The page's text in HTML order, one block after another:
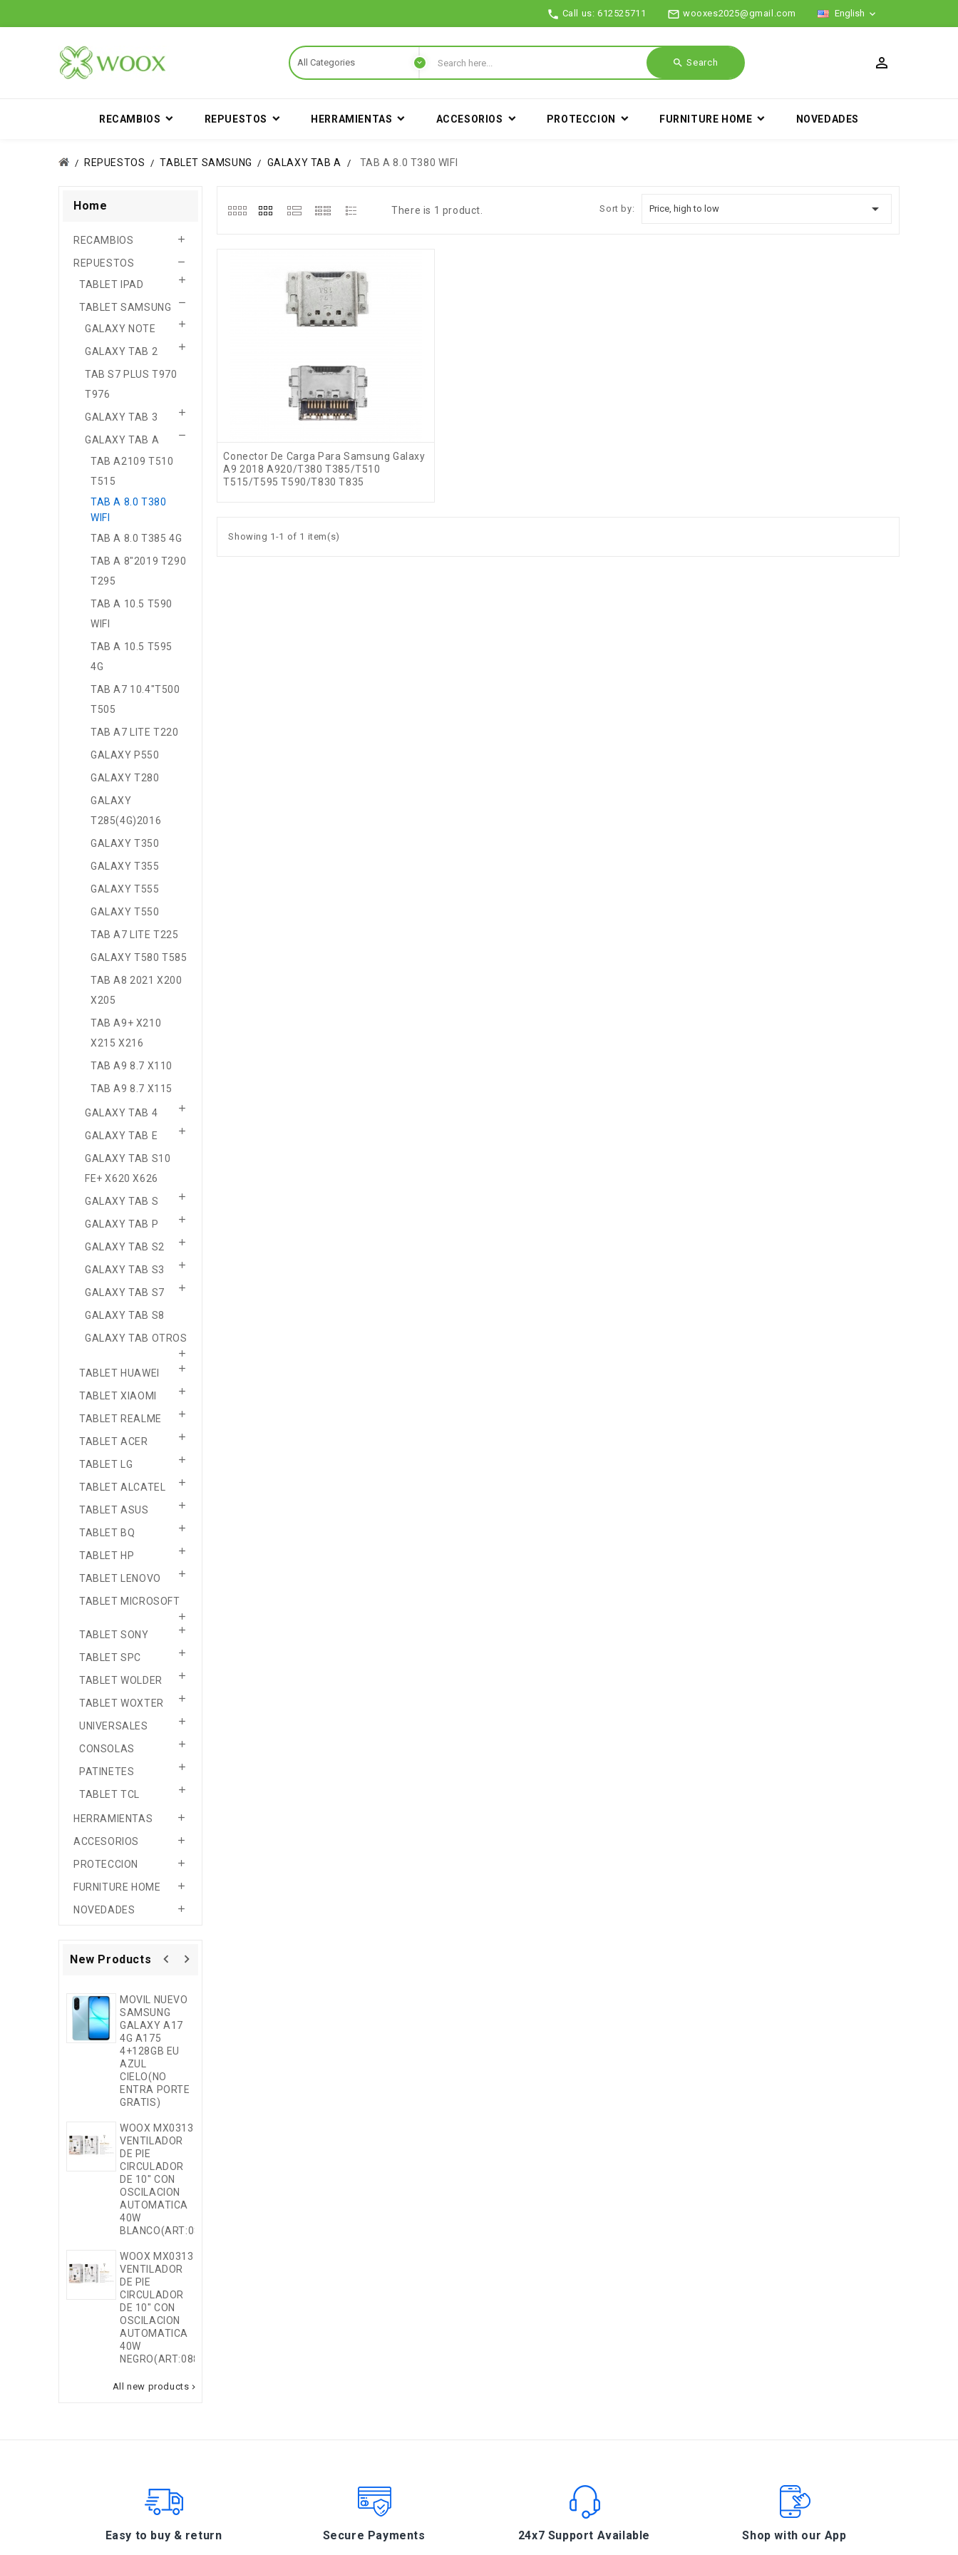
English 
 Call us: 612525711 mail_outline wooxes2025@gmail.com
search Search
RECAMBIOS REPUESTOS HERRAMIENTAS ACCESORIOS PROTECCION FURNITURE HOME NOVEDADES
REPUESTOS TABLET SAMSUNG GALAXY TAB A TAB A 8.0 T380 WIFI
Home
RECAMBIOS 
REPUESTOS 
TABLET IPAD 
TABLET SAMSUNG 
GALAXY NOTE 
GALAXY TAB 2 
TAB S7 PLUS T970
T976
GALAXY TAB 3

GALAXY TAB A 
TAB A2109 T510
T515
TAB A 8.0 T380
WIFI
TAB A 8.0 T385 4G
TAB A 8"2019 T290
T295
TAB A 10.5 T590
WIFI
TAB A 10.5 T595
4G
TAB A7 10.4"T500
T505
TAB A7 LITE T220
GALAXY P550
GALAXY T280
GALAXY
T285(4G)2016
GALAXY T350
GALAXY T355
GALAXY T555
GALAXY T550
TAB A7 LITE T225
GALAXY T580 T585
TAB A8 2021 X200
X205
TAB A9+ X210
X215 X216
TAB A9 8.7 X110
TAB A9 8.7 X115
GALAXY TAB 4 
GALAXY TAB E 
GALAXY TAB S10
FE+ X620 X626
GALAXY TAB S

GALAXY TAB P 
GALAXY TAB S2 
GALAXY TAB S3 
GALAXY TAB S7 
GALAXY TAB S8
GALAXY TAB OTROS

TABLET HUAWEI 
TABLET XIAOMI 
TABLET REALME 
TABLET ACER 
TABLET LG 
TABLET ALCATEL 
TABLET ASUS 
TABLET BQ 
TABLET HP 
TABLET LENOVO 
TABLET MICROSOFT

TABLET SONY 
TABLET SPC 
TABLET WOLDER 
TABLET WOXTER 
UNIVERSALES 
CONSOLAS 
PATINETES 
TABLET TCL 
HERRAMIENTAS 
ACCESORIOS 
PROTECCION 
FURNITURE HOME 
NOVEDADES 
New Products navigate_before navigate_next
MOVIL NUEVO
SAMSUNG
GALAXY A17
4G A175
4+128GB EU
AZUL
CIELO(NO
ENTRA PORTE
GRATIS)
WOOX MX0313
VENTILADOR
DE PIE
CIRCULADOR
DE 10" CON
OSCILACION
AUTOMATICA
40W
BLANCO(ART:0883131)
WOOX MX0313
VENTILADOR
DE PIE
CIRCULADOR
DE 10" CON
OSCILACION
AUTOMATICA
40W
NEGRO(ART:0883132)
All new products 
There is 1 product. Sort by: Price, high to low 
Conector De Carga Para Samsung Galaxy
A9 2018 A920/T380 T385/T510
T515/T595 T590/T830 T835
Showing 1-1 of 1 item(s)
Easy to buy & return Secure Payments 24x7 Support Available Shop with our App